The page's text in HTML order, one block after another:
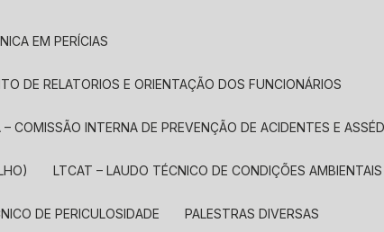
EM PERÍCIAS
DE RELATORIOS E ORIENTAÇÃO DOS FUNCIONÁRIOS
– COMISSÃO INTERNA DE PREVENÇÃO DE ACIDENTES E
LTCAT – LAUDO TÉCNICO DE CONDIÇÕES
DE PERICULOSIDADE PALESTRAS DIVERSAS